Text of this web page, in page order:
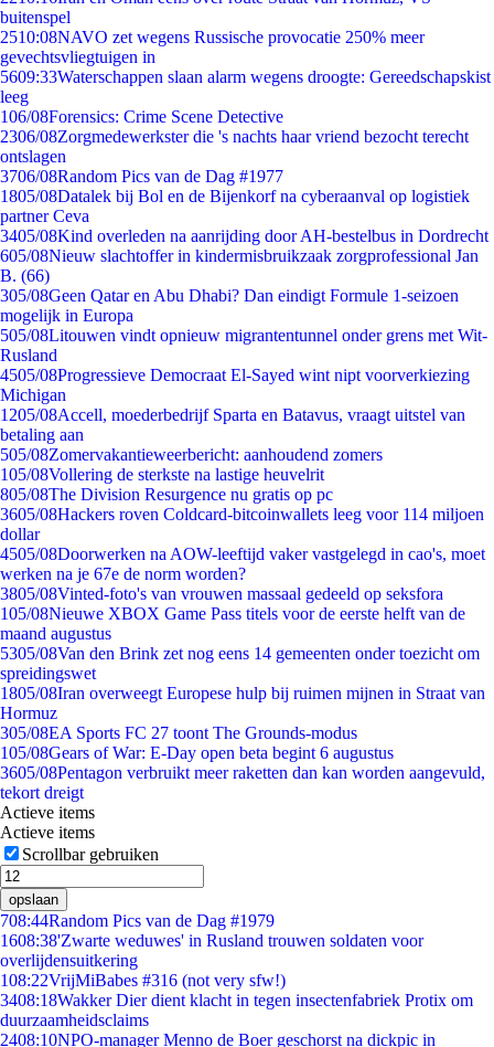
buitenspel
2510:08NAVO zet wegens Russische provocatie 250% meer
gevechtsvliegtuigen in
5609:33Waterschappen slaan alarm wegens droogte: Gereedschapskist
leeg
106/08Forensics: Crime Scene Detective
2306/08Zorgmedewerkster die 's nachts haar vriend bezocht terecht
ontslagen
3706/08Random Pics van de Dag #1977
1805/08Datalek bij Bol en de Bijenkorf na cyberaanval op logistiek
partner Ceva
3405/08Kind overleden na aanrijding door AH-bestelbus in Dordrecht
605/08Nieuw slachtoffer in kindermisbruikzaak zorgprofessional Jan
B. (66)
305/08Geen Qatar en Abu Dhabi? Dan eindigt Formule 1-seizoen
mogelijk in Europa
505/08Litouwen vindt opnieuw migrantentunnel onder grens met Wit-
Rusland
4505/08Progressieve Democraat El-Sayed wint nipt voorverkiezing
Michigan
1205/08Accell, moederbedrijf Sparta en Batavus, vraagt uitstel van
betaling aan
505/08Zomervakantieweerbericht: aanhoudend zomers
105/08Vollering de sterkste na lastige heuvelrit
805/08The Division Resurgence nu gratis op pc
3605/08Hackers roven Coldcard-bitcoinwallets leeg voor 114 miljoen
dollar
4505/08Doorwerken na AOW-leeftijd vaker vastgelegd in cao's, moet
werken na je 67e de norm worden?
3805/08Vinted-foto's van vrouwen massaal gedeeld op seksfora
105/08Nieuwe XBOX Game Pass titels voor de eerste helft van de
maand augustus
5305/08Van den Brink zet nog eens 14 gemeenten onder toezicht om
spreidingswet
1805/08Iran overweegt Europese hulp bij ruimen mijnen in Straat van
Hormuz
305/08EA Sports FC 27 toont The Grounds-modus
105/08Gears of War: E-Day open beta begint 6 augustus
3605/08Pentagon verbruikt meer raketten dan kan worden aangevuld,
tekort dreigt
Actieve items
Actieve items
Scrollbar gebruiken
opslaan
708:44Random Pics van de Dag #1979
1608:38'Zwarte weduwes' in Rusland trouwen soldaten voor
overlijdensuitkering
108:22VrijMiBabes #316 (not very sfw!)
3408:18Wakker Dier dient klacht in tegen insectenfabriek Protix om
duurzaamheidsclaims
2408:10NPO-manager Menno de Boer geschorst na dickpic in